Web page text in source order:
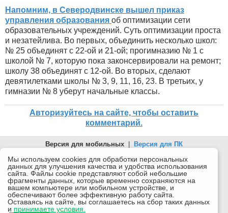
Напомним, в Северодвинске вышел приказ
управления образования об оптимизации сети
образовательных учреждений. Суть оптимизации проста
и незатейлива. Во первых, объединить несколько школ:
№ 25 объединят с 22-ой и 21-ой; прогимназию № 1 с
школой № 7, которую пока законсервировали на ремонт;
школу 38 объединят с 12-ой. Во вторых, сделают
девятилетками школы № 3, 9, 11, 16, 23. В третьих, у
гимназии № 8 уберут начальные классы.
Авторизуйтесь на сайте, чтобы оставить
комментарий.
Версия для мобильных | Версия для ПК
© 2026 Беломорканал Северодвинск tv29.ru
Joomla!is Free Software released under the GNU General Public
License.
Mobile version byMobile Joomla!
Desktop Version
Мы используем cookies для обработки персональных
данных для улучшения качества и удобства использования
сайта. Файлы cookie представляют собой небольшие
фрагменты данных, которые временно сохраняются на
вашем компьютере или мобильном устройстве, и
обеспечивают более эффективную работу сайта.
Оставаясь на сайте, вы соглашаетесь на сбор таких данных
и принимаете условия.